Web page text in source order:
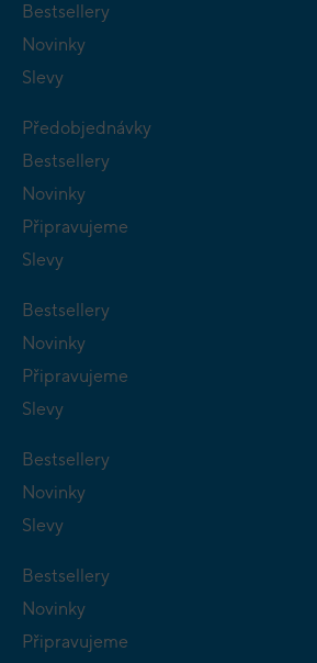
Bestsellery
Novinky
Slevy
Předobjednávky
Bestsellery
Novinky
Připravujeme
Slevy
Bestsellery
Novinky
Připravujeme
Slevy
Bestsellery
Novinky
Slevy
Bestsellery
Novinky
Připravujeme